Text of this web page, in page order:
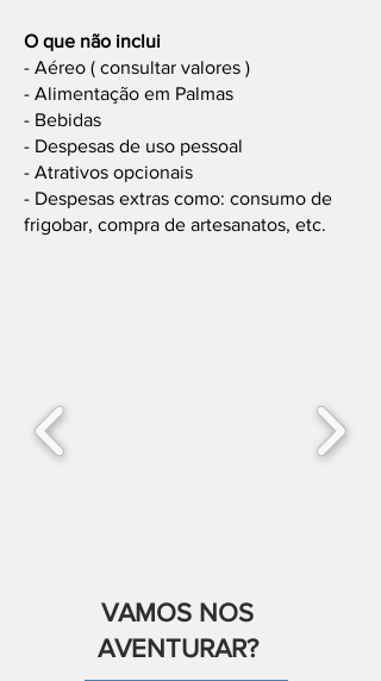
O que não inclui
- Aéreo ( consultar valores )
- Alimentação em Palmas
- Bebidas
- Despesas de uso pessoal
- Atrativos opcionais
- Despesas extras como: consumo de
frigobar, compra de artesanatos, etc.
VAMOS NOS
AVENTURAR?